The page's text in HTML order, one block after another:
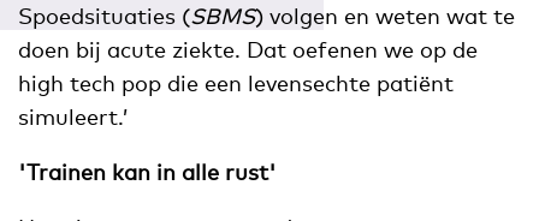
Spoedsituaties (SBMS) volgen en weten wat te
doen bij acute ziekte. Dat oefenen we op de
high tech pop die een levensechte patiënt
simuleert.’
'Trainen kan in alle rust'